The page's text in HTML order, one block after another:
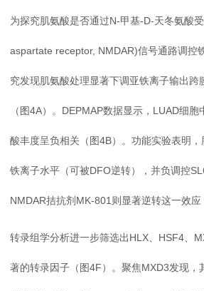
为探究肌氨酸是否通过N-甲基-D-天冬氨酸
aspartate receptor, NMDAR)信号通路调控
究发现肌氨酸处理显著下调亚铁离子输出跨
（图4A）。DEPMAP数据显示，LUAD细
酸丰度呈负相关（图4B）。功能实验表明
铁离子水平（可被DFO逆转），并负调控
NMDAR拮抗剂MK-801则显著逆转这一效应
转录组学分析进一步筛选出HLX、HSF4、
著的转录因子（图4F）。聚焦MXD3发现，